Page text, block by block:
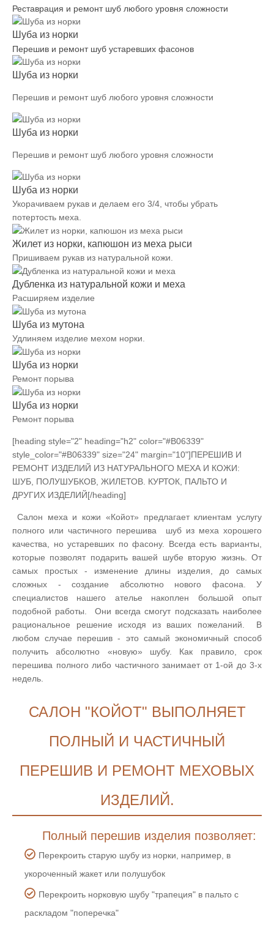
Реставрация и ремонт шуб любого уровня сложности
Шуба из норки
Перешив и ремонт шуб устаревших фасонов
Шуба из норки
Перешив и ремонт шуб любого уровня сложности
Шуба из норки
Перешив и ремонт шуб любого уровня сложности
Шуба из норки
Укорачиваем рукав и делаем его 3/4, чтобы убрать
потертость меха.
Жилет из норки, капюшон из меха рыси
Пришиваем рукав из натуральной кожи.
Дубленка из натуральной кожи и меха
Расширяем изделие
Шуба из мутона
Удлиняем изделие мехом норки.
Шуба из норки
Ремонт порыва
Шуба из норки
Ремонт порыва
[heading style="2" heading="h2" color="#B06339"
style_color="#B06339" size="24" margin="10"]ПЕРЕШИВ И
РЕМОНТ ИЗДЕЛИЙ ИЗ НАТУРАЛЬНОГО МЕХА И КОЖИ:
ШУБ, ПОЛУШУБКОВ, ЖИЛЕТОВ. КУРТОК, ПАЛЬТО И
ДРУГИХ ИЗДЕЛИЙ[/heading]
Салон меха и кожи «Койот» предлагает клиентам услугу
полного или частичного перешива шуб из меха хорошего
качества, но устаревших по фасону. Всегда есть варианты,
которые позволят подарить вашей шубе вторую жизнь. От
самых простых - изменение длины изделия, до самых
сложных - создание абсолютно нового фасона. У
специалистов нашего ателье накоплен большой опыт
подобной работы. Они всегда смогут подсказать наиболее
рациональное решение исходя из ваших пожеланий. В
любом случае перешив - это самый экономичный способ
получить абсолютно «новую» шубу. Как правило, срок
перешива полного либо частичного занимает от 1-ой до 3-х
недель.
САЛОН "КОЙОТ" ВЫПОЛНЯЕТ
ПОЛНЫЙ И ЧАСТИЧНЫЙ
ПЕРЕШИВ И РЕМОНТ МЕХОВЫХ
ИЗДЕЛИЙ.
Полный перешив изделия позволяет:
Перекроить старую шубу из норки, например, в
укороченный жакет или полушубок
Перекроить норковую шубу "трапеция" в пальто с
раскладом "поперечка"